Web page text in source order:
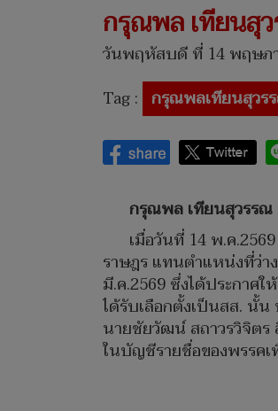
กรุณพล เทียนสุ
วันพฤหัสบดี ที่ 14 พฤษภ
Tag : กรุณพลเทียนสุวร
กรุณพล เทียนสุวรรณ
เมื่อวันที่ 14 พ.ค
ราษฎร แทนตำแหน่งที่ว่า
มี.ค.2569 ซึ่งได้ประกา
ได้รับเลือกตั้งเป็นสส. นั้
นายชัยวัฒน์ สถาวรวิจิตร
ในบัญชีรายชื่อของพรรค